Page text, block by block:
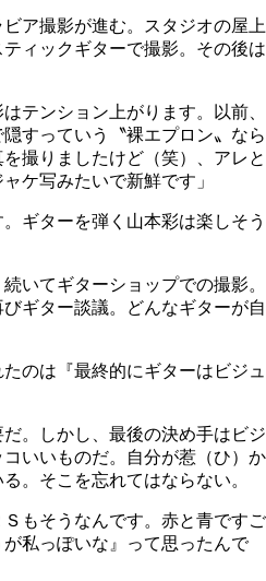
ア撮影が進む。スタジオの屋上
ィックギターで撮影。その後は
テンション上がります。以前、
すっていう〝裸エプロン〟なら
撮りましたけど（笑）、アレと
ケ写みたいで新鮮です」
ギターを弾く山本彩は楽しそう
いてギターショップでの撮影。
ギター談議。どんなギターが自
のは『最終的にギターはビジュ
。しかし、最後の決め手はビジ
いいものだ。自分が惹（ひ）か
。そこを忘れてはならない。
Ｓもそうなんです。赤と青ですご
私っぽいな』って思ったんで